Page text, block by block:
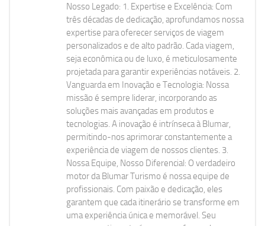
Nosso Legado: 1. Expertise e Excelência: Com
três décadas de dedicação, aprofundamos nossa
expertise para oferecer serviços de viagem
personalizados e de alto padrão. Cada viagem,
seja econômica ou de luxo, é meticulosamente
projetada para garantir experiências notáveis. 2.
Vanguarda em Inovação e Tecnologia: Nossa
missão é sempre liderar, incorporando as
soluções mais avançadas em produtos e
tecnologias. A inovação é intrínseca à Blumar,
permitindo-nos aprimorar constantemente a
experiência de viagem de nossos clientes. 3.
Nossa Equipe, Nosso Diferencial: O verdadeiro
motor da Blumar Turismo é nossa equipe de
profissionais. Com paixão e dedicação, eles
garantem que cada itinerário se transforme em
uma experiência única e memorável. Seu